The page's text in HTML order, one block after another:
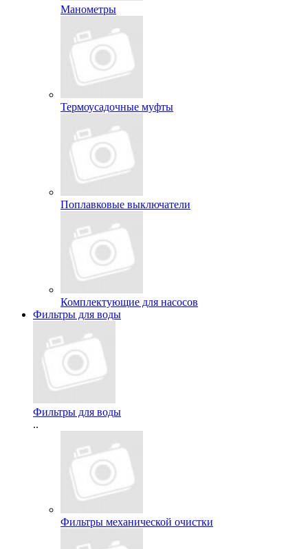
Манометры
Термоусадочные муфты
Поплавковые выключатели
Комплектующие для насосов
Фильтры для воды
Фильтры для воды
..
Фильтры механической очистки